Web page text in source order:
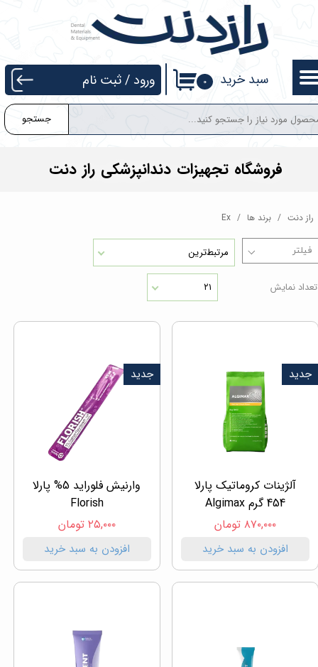
جستجو
۰ سبد خرید ورود /ثبت نام
حساب کاربری من
تغییر گذر واژه
سفارشات
خروج از حساب کاربری
فروشگاه تجهیزات دندانپزشکی راز دنت
راز دنت برند ها Ex
مرتبط‌ترین
تعداد نمایش ۲۱
آلژینات کروماتیک پارلا
454 گرم Algimax
۸۷۰,۰۰۰ تومان
افزودن به سبد خرید
جدید
وارنیش فلوراید 5% پارلا
Florish
۲۵,۰۰۰ تومان
افزودن به سبد خرید
جدید